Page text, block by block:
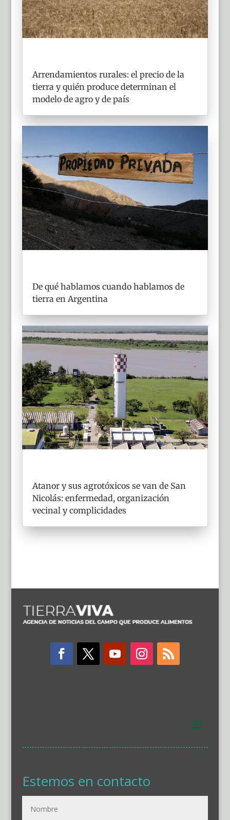
Arrendamientos rurales: el precio de la
tierra y quién produce determinan el
modelo de agro y de país
De qué hablamos cuando hablamos de
tierra en Argentina
Atanor y sus agrotóxicos se van de San
Nicolás: enfermedad, organización
vecinal y complicidades
Estemos en contacto